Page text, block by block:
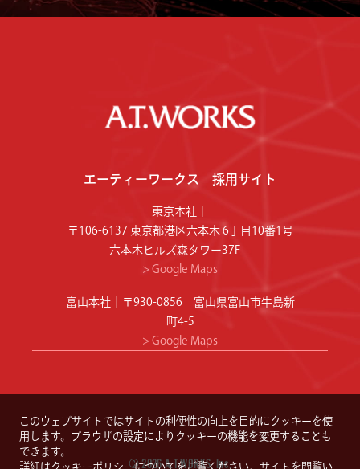
エーティーワークス 採用サイト
東京本社｜
〒106-6137 東京都港区六本木 6丁目10番1号
六本木ヒルズ森タワー37F
Google Maps
富山本社｜〒930-0856 富山県富山市牛島新
町4-5
Google Maps
© 2026 A.T.WORKS, Inc.
このウェブサイトではサイトの利便性の向上を目的にクッキーを使
用します。ブラウザの設定によりクッキーの機能を変更することも
できます。
詳細は クッキーポリシーについてをご覧ください。サイトを閲覧い